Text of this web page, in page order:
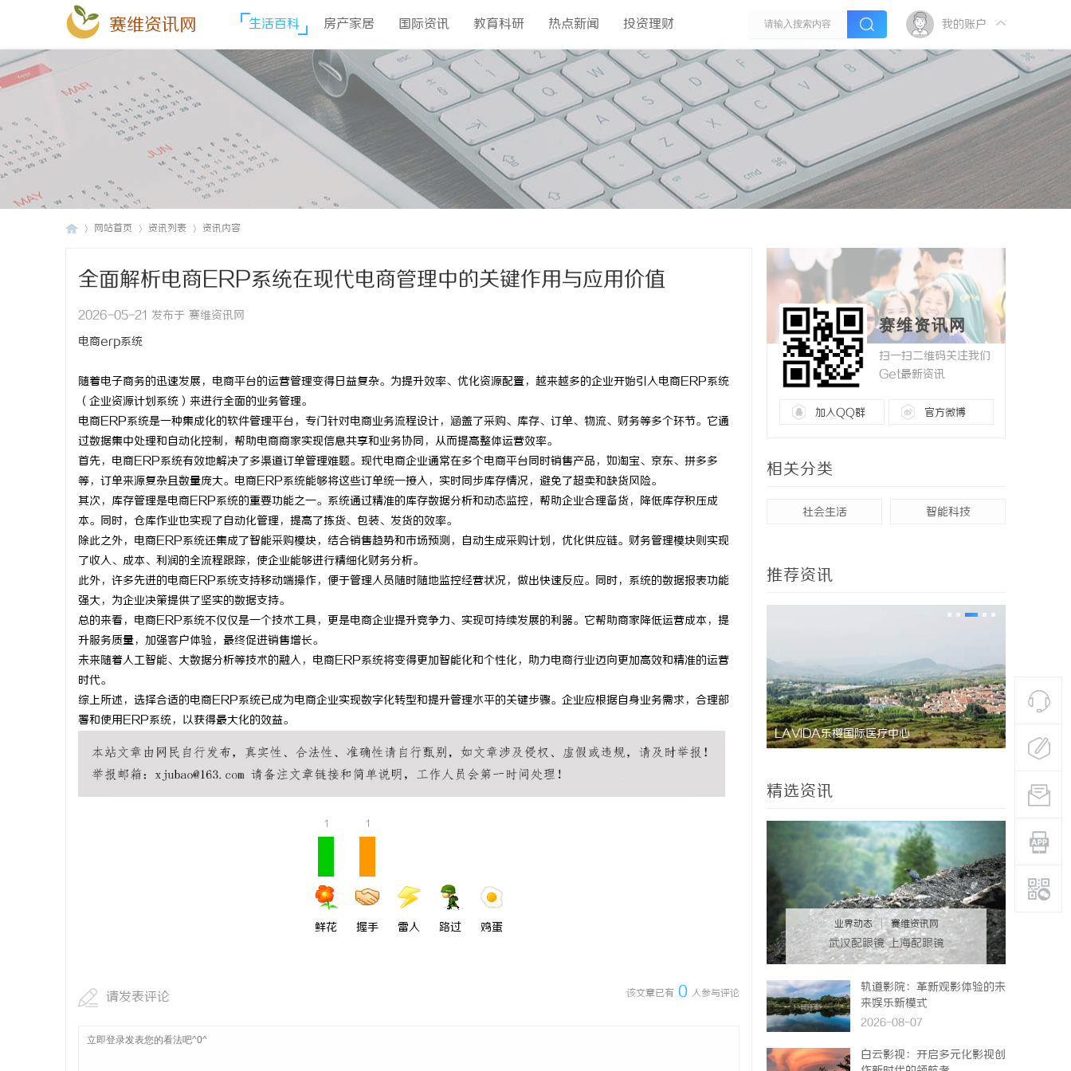
赛维资讯网 生活百科 房产家居 国际资讯 教育科研 热点新闻 投资理财 我的账户
网站首页 资讯列表 资讯内容
全面解析电商ERP系统在现代电商管理中的关键作用与应用价值
2026-05-21 发布于 赛维资讯网
电商erp系统
随着电子商务的迅速发展，电商平台的运营管理变得日益复杂。为提升效率、优化资源配置，越来越多的企业开始引入电商ERP系统
（企业资源计划系统）来进行全面的业务管理。
电商ERP系统是一种集成化的软件管理平台，专门针对电商业务流程设计，涵盖了采购、库存、订单、物流、财务等多个环节。它通
过数据集中处理和自动化控制，帮助电商商家实现信息共享和业务协同，从而提高整体运营效率。
首先，电商ERP系统有效地解决了多渠道订单管理难题。现代电商企业通常在多个电商平台同时销售产品，如淘宝、京东、拼多多
等，订单来源复杂且数量庞大。电商ERP系统能够将这些订单统一接入，实时同步库存情况，避免了超卖和缺货风险。
其次，库存管理是电商ERP系统的重要功能之一。系统通过精准的库存数据分析和动态监控，帮助企业合理备货，降低库存积压成
本。同时，仓库作业也实现了自动化管理，提高了拣货、包装、发货的效率。
除此之外，电商ERP系统还集成了智能采购模块，结合销售趋势和市场预测，自动生成采购计划，优化供应链。财务管理模块则实现
了收入、成本、利润的全流程跟踪，使企业能够进行精细化财务分析。
此外，许多先进的电商ERP系统支持移动端操作，便于管理人员随时随地监控经营状况，做出快速反应。同时，系统的数据报表功能
强大，为企业决策提供了坚实的数据支持。
总的来看，电商ERP系统不仅仅是一个技术工具，更是电商企业提升竞争力、实现可持续发展的利器。它帮助商家降低运营成本，提
升服务质量，加强客户体验，最终促进销售增长。
未来随着人工智能、大数据分析等技术的融入，电商ERP系统将变得更加智能化和个性化，助力电商行业迈向更加高效和精准的运营
时代。
综上所述，选择合适的电商ERP系统已成为电商企业实现数字化转型和提升管理水平的关键步骤。企业应根据自身业务需求，合理部
署和使用ERP系统，以获得最大化的效益。
1
鲜花
1
握手 雷人 路过 鸡蛋
该文章已有 0 人参与评论
请发表评论
赛维资讯网
扫一扫二维码关注我们
Get最新资讯
加入QQ群 官方微博
相关分类
社会生活 智能科技
推荐资讯
人力资源管理公司在现代企业发展中的关键作
用及其管理策略解析
全面解析电棍购买网站选择及使用指南，保障
安全与合法性
LAVIDA乐樱国际医疗中心 武汉配眼
精选资讯
业界动态 | 赛维资讯网
武汉配眼镜 上海配眼镜
轨道影院：革新观影体验的未
来娱乐新模式
2026-08-07
白云影视：开启多元化影视创